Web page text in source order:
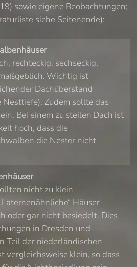
sowie eigene Beobachtungen;
siehe Seitenende):
rechteckig, sechseckig,
Wichtig ist
Dachüberstand
Zudem sollte das
Bei einem zu steilen Dach ist
hoch, dass die
die Nester nicht
nicht zu klein
Häuser
oder gar nicht besiedelt. Dies
in Dresden und
Teil der niederländischen
vergleichsweise klein, so dass